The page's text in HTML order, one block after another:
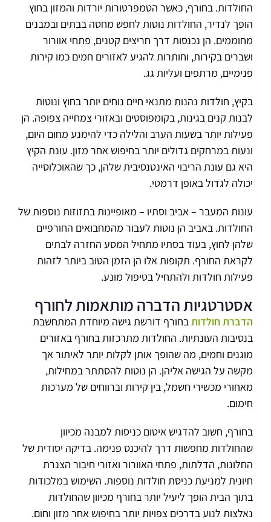
החולדות. בחורף, כאשר הטמפרטורות יורדות והמזון בחוץ
הופך לנדיר, החולדות נוטות לחפש מחסה בבתים ובמבנים
מחוממים. הן נכנסות דרך חריצים קטנים, פתחי אוורור
ושברים בקירות, וחותרות להגיע לאזורים חמים כמו קירות
פנימיים, מרתפים ועליות גג.
בקיץ, חולדות נהנות מתנאי חיים נוחים יותר בחוץ ונוטות
לבנות קנים בגינות, בקומפוסטים ובאזורי צמחייה צפופה. הן
פעילות יותר בשעות הערב והלילה כדי להימנע מחום היום,
ונעות במרחקים גדולים יותר בחיפוש אחר מזון. עונת הקיץ
היא גם עונת הריבוי האינטנסיבית שלהן, כך שהאוכלוסייה
יכולה לגדול באופן דרמטי.
עונות המעבר – אביב וסתיו – מאופיינות בתזוזות נוספות של
החולדות. באביב הן נוטות לעבור מהמחבואים החורפיים
שלהן לחוץ, בעוד בסתיו מתחיל המסע החזרה לבתים
לקראת החורף. תקופות אלו הן הזמן הטוב ביותר לזהות
פעילות חולדות ולהתחיל בטיפול מונע.
אסטרטגיות הדברה מותאמות לחורף
הדברת חולדותבחורף דורשת גישה מיוחדת המתחשבת
בנסיבות העונתיות. החולדות מתרכזות בחורף באזורים
מוגנים וחמים, מה שהופך אותן לקלות יותר לאיתור אך
מקשה על הגישה אליהן. הן נוטות להסתתר במחילות,
מאחורי מכשירי חשמל, בין קירות וברווחים של מערכות
חימום.
בחורף, חשוב להדגיש איטום כניסות למבנה מכיוון
שהחולדות מחפשות דרך להיכנס פנימה. בדיקה יסודית של
החלונות, הדלתות, פתחי האוורור ואזורי חיבור הצנרת
חיונית למניעת כניסת חולדות נוספות. השימוש במלכודות
בתוך הבית הופך ליעיל יותר בחורף מכיוון שהחולדות
נאלצות לנוע בדרכים צפויות יותר בחיפוש אחר מזון וחום.